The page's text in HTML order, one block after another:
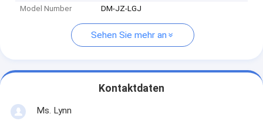
Model Number
DM-JZ-LGJ
Sehen Sie mehr an
Kontaktdaten
Ms. Lynn